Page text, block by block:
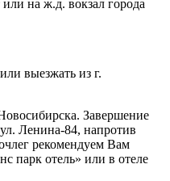
или на ж.д. вокзал города
выезжать из г.
Завершение
Ленина-84, напротив
рекомендуем Вам
парк отель» или в отеле